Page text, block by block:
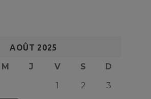
AOÛT 2025
M J V S
D
1
2
3